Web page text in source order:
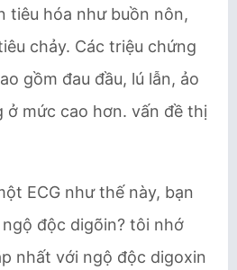
tiêu hóa như buồn nôn,
chảy. Các triệu chứng
gồm đau đầu, lú lẫn, ảo
ở mức cao hơn. vấn đề thị
ECG như thế này, bạn
độc digõin? tôi nhớ
nhất với ngộ độc digoxin